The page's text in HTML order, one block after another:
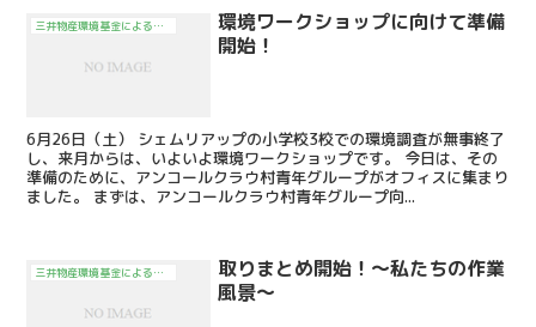
三井物産環境基金による活動
環境ワークショップに向けて準備
開始！
6月26日（土） シェムリアップの小学校3校での環境調査が無事終了
し、来月からは、いよいよ環境ワークショップです。 今日は、その
準備のために、アンコールクラウ村青年グループがオフィスに集まり
ました。 まずは、アンコールクラウ村青年グループ向...
三井物産環境基金による活動
取りまとめ開始！～私たちの作業
風景～